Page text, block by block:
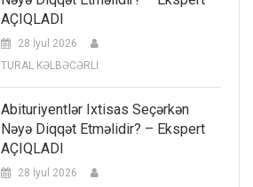
AÇIQLADI
28 İyul 2026
TURAL KƏLBƏCƏRLİ
Abituriyentlər Ixtisas Seçərkən
Nəyə Diqqət Etməlidir? – Ekspert
AÇIQLADI
28 İyul 2026